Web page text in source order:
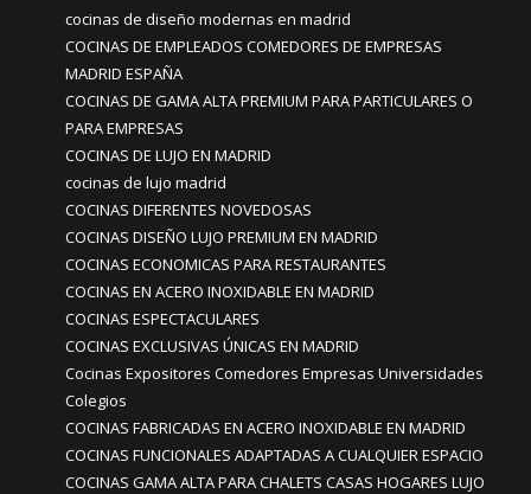
cocinas de diseño modernas en madrid
COCINAS DE EMPLEADOS COMEDORES DE EMPRESAS
MADRID ESPAÑA
COCINAS DE GAMA ALTA PREMIUM PARA PARTICULARES O
PARA EMPRESAS
COCINAS DE LUJO EN MADRID
cocinas de lujo madrid
COCINAS DIFERENTES NOVEDOSAS
COCINAS DISEÑO LUJO PREMIUM EN MADRID
COCINAS ECONOMICAS PARA RESTAURANTES
COCINAS EN ACERO INOXIDABLE EN MADRID
COCINAS ESPECTACULARES
COCINAS EXCLUSIVAS ÚNICAS EN MADRID
Cocinas Expositores Comedores Empresas Universidades
Colegios
COCINAS FABRICADAS EN ACERO INOXIDABLE EN MADRID
COCINAS FUNCIONALES ADAPTADAS A CUALQUIER ESPACIO
COCINAS GAMA ALTA PARA CHALETS CASAS HOGARES LUJO